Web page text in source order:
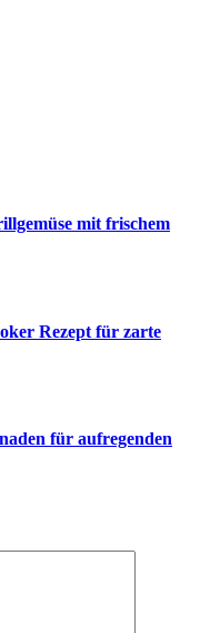
mit frischem
Rezept für zarte
für aufregenden